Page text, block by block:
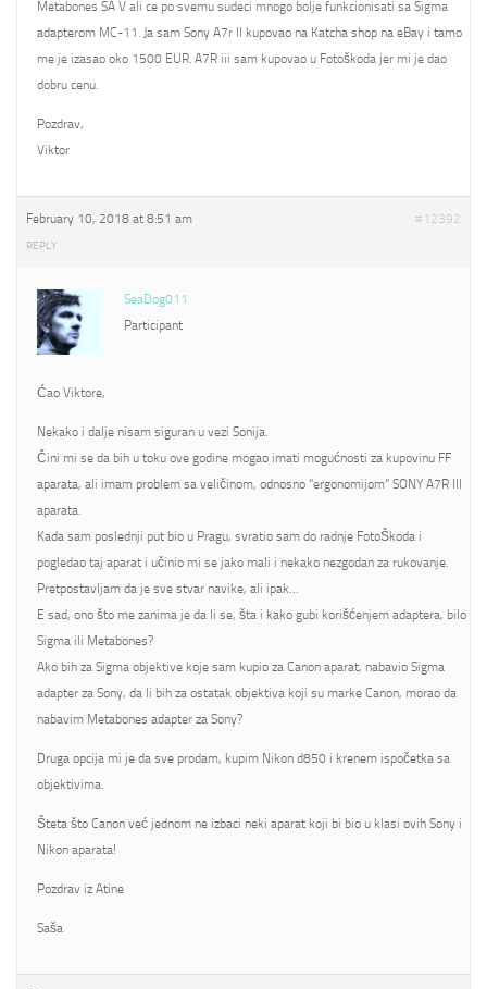
Metabones SA V ali ce po svemu sudeci mnogo bolje funkcionisati sa Sigma
adapterom MC-11. Ja sam Sony A7r II kupovao na Katcha shop na eBay i tamo
me je izasao oko 1500 EUR. A7R iii sam kupovao u Fotoškoda jer mi je dao
dobru cenu.
Pozdrav,
Viktor
February 10, 2018 at 8:51 am #12392
REPLY
SeaDog011
Participant
Ćao Viktore,
Nekako i dalje nisam siguran u vezi Sonija.
Čini mi se da bih u toku ove godine mogao imati mogućnosti za kupovinu FF
aparata, ali imam problem sa veličinom, odnosno “ergonomijom” SONY A7R III
aparata.
Kada sam poslednji put bio u Pragu, svratio sam do radnje FotoŠkoda i
pogledao taj aparat i učinio mi se jako mali i nekako nezgodan za rukovanje.
Pretpostavljam da je sve stvar navike, ali ipak…
E sad, ono što me zanima je da li se, šta i kako gubi korišćenjem adaptera, bilo
Sigma ili Metabones?
Ako bih za Sigma objektive koje sam kupio za Canon aparat, nabavio Sigma
adapter za Sony, da li bih za ostatak objektiva koji su marke Canon, morao da
nabavim Metabones adapter za Sony?
Druga opcija mi je da sve prodam, kupim Nikon d850 i krenem ispočetka sa
objektivima.
Šteta što Canon već jednom ne izbaci neki aparat koji bi bio u klasi ovih Sony i
Nikon aparata!
Pozdrav iz Atine
Saša